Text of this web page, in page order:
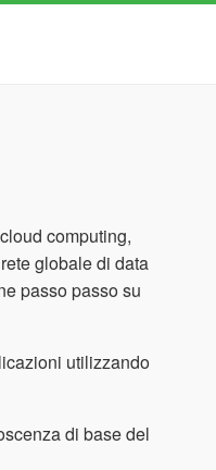
computing,
globale di data
passo passo su
utilizzando
di base del